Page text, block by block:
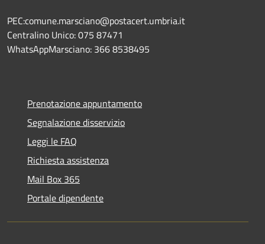
PEC:comune.marsciano@postacert.umbria.it
Centralino Unico: 075 87471
WhatsAppMarsciano: 366 8538495
Prenotazione appuntamento
Segnalazione disservizio
Leggi le FAQ
Richiesta assistenza
Mail Box 365
Portale dipendente